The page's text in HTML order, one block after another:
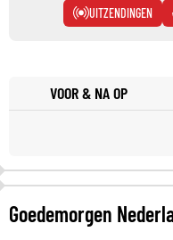
UITZENDINGEN
VOOR & NA OP
Goedemorgen